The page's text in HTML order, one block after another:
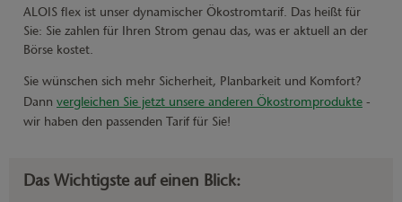
ALOIS flex ist unser dynamischer Ökostromtarif. Das heißt für
Sie: Sie zahlen für Ihren Strom genau das, was er aktuell an der
Börse kostet.
Sie wünschen sich mehr Sicherheit, Planbarkeit und Komfort?
Dann vergleichen Sie jetzt unsere anderen Ökostromprodukte -
wir haben den passenden Tarif für Sie!
Das Wichtigste auf einen Blick: